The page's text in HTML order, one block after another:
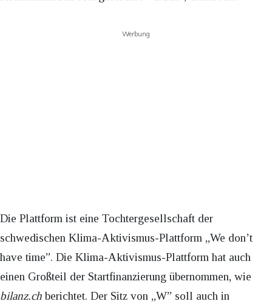
Werbung
Die Plattform ist eine Tochtergesellschaft der
schwedischen Klima-Aktivismus-Plattform „We don’t
have time”. Die Klima-Aktivismus-Plattform hat auch
einen Großteil der Startfinanzierung übernommen, wie
bilanz.chberichtet. Der Sitz von „W” soll auch in